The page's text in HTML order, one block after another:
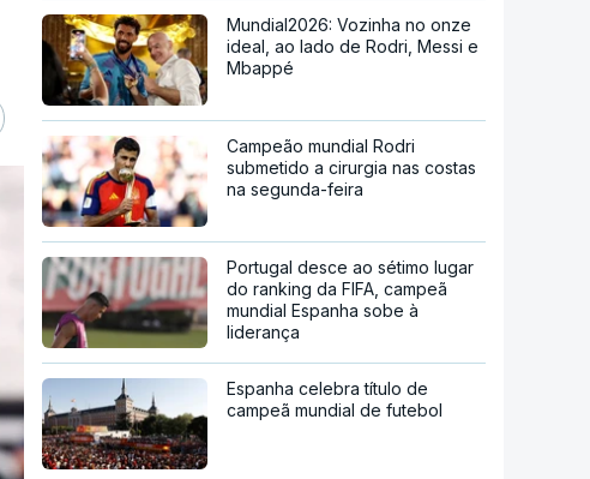
Mundial2026: Vozinha no onze
ideal, ao lado de Rodri, Messi e
Mbappé
Campeão mundial Rodri
submetido a cirurgia nas costas
na segunda-feira
Portugal desce ao sétimo lugar
do ranking da FIFA, campeã
mundial Espanha sobe à
liderança
Espanha celebra título de
campeã mundial de futebol